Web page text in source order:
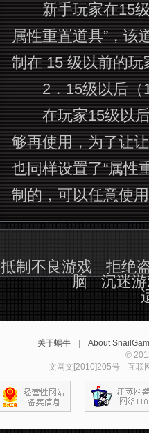
新手玩家在15级
属性重置道具”，该
制在 15 级以前的玩
2．15级以后（
在玩家15级以后，
够再使用，为了让
也同样设置了“属性
制的，可以任意使
抵制不良游戏
拒绝
脑
沉迷
关于蜗牛
About
©
文网文[2010]205号
互联